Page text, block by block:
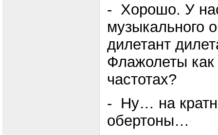
- Хорошо. У
музыкального
дилетант
Флажолеты как
частотах?
- Ну… на
обертоны…